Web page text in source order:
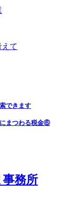
て
できます
まつわる税金⑥